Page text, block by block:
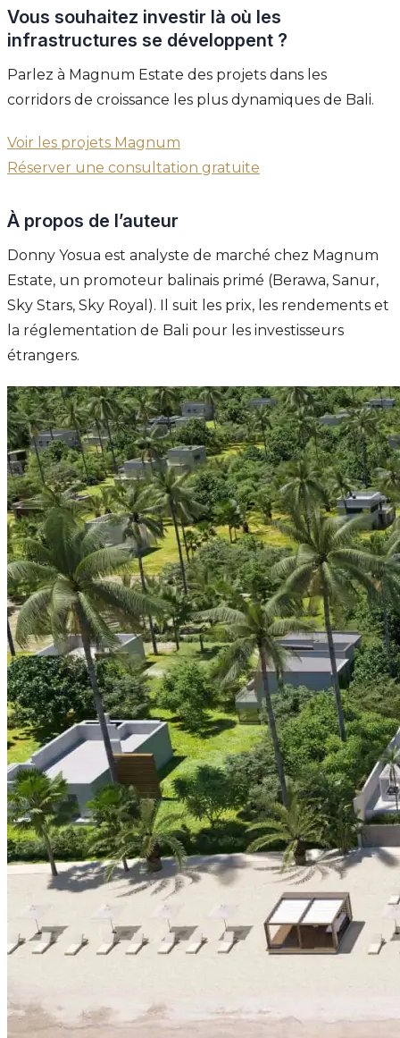
Vous souhaitez investir là où les
infrastructures se développent ?
Parlez à Magnum Estate des projets dans les
corridors de croissance les plus dynamiques de Bali.
Voir les projets Magnum
Réserver une consultation gratuite
À propos de l’auteur
Donny Yosua est analyste de marché chez Magnum
Estate, un promoteur balinais primé (Berawa, Sanur,
Sky Stars, Sky Royal). Il suit les prix, les rendements et
la réglementation de Bali pour les investisseurs
étrangers.